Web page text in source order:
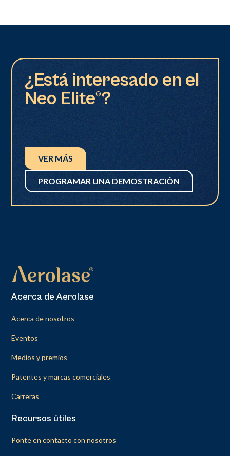
¿Está interesado en el
Neo Elite®?
VER MÁS
PROGRAMAR UNA DEMOSTRACIÓN
Acerca de Aerolase
Acerca de nosotros
Eventos
Medios y premios
Patentes y marcas comerciales
Carreras
Recursos útiles
Ponte en contacto con nosotros